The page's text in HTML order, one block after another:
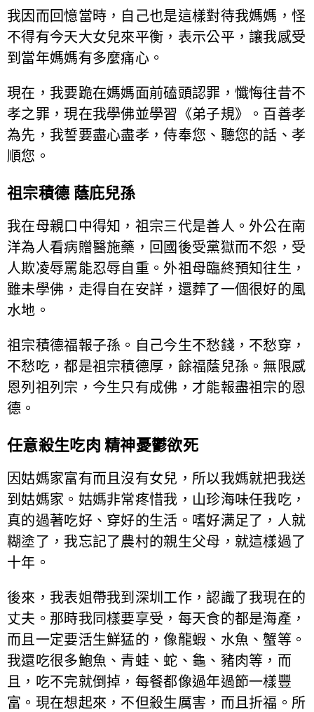
我因而回憶當時，自己也是這樣對待我媽媽，怪
不得有今天大女兒來平衡，表示公平，讓我感受
到當年媽媽有多麼痛心。
現在，我要跪在媽媽面前磕頭認罪，懺悔往昔不
孝之罪，現在我學佛並學習《弟子規》。百善孝
為先，我誓要盡心盡孝，侍奉您、聽您的話、孝
順您。
祖宗積德 蔭庇兒孫
我在母親口中得知，祖宗三代是善人。外公在南
洋為人看病贈醫施藥，回國後受黨獄而不怨，受
人欺凌辱罵能忍辱自重。外祖母臨終預知往生，
雖未學佛，走得自在安詳，還葬了一個很好的風
水地。
祖宗積德福報子孫。自己今生不愁錢，不愁穿，
不愁吃，都是祖宗積德厚，餘福蔭兒孫。無限感
恩列祖列宗，今生只有成佛，才能報盡祖宗的恩
德。
任意殺生吃肉 精神憂鬱欲死
因姑媽家富有而且沒有女兒，所以我媽就把我送
到姑媽家。姑媽非常疼惜我，山珍海味任我吃，
真的過著吃好、穿好的生活。嗜好满足了，人就
糊塗了，我忘記了農村的親生父母，就這樣過了
十年。
後來，我表姐帶我到深圳工作，認識了我現在的
丈夫。那時我同樣要享受，每天食的都是海產，
而且一定要活生鮮猛的，像龍蝦、水魚、蟹等。
我還吃很多鮑魚、青蛙、蛇、龜、豬肉等，而
且，吃不完就倒掉，每餐都像過年過節一樣豐
富。現在想起來，不但殺生厲害，而且折福。所